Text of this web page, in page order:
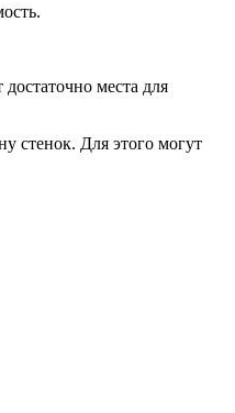
места для
стенок. Для этого могут